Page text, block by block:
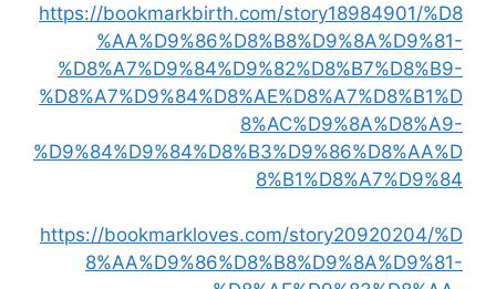
https://bookmarkbirth.com/story18984901/%D8
%AA%D9%86%D8%B8%D9%8A%D9%81-
%D8%A7%D9%84%D9%82%D8%B7%D8%B9-
%D8%A7%D9%84%D8%AE%D8%A7%D8%B1%D
8%AC%D9%8A%D8%A9-
%D9%84%D9%84%D8%B3%D9%86%D8%AA%D
8%B1%D8%A7%D9%84
https://bookmarkloves.com/story20920204/%D
8%AA%D9%86%D8%B8%D9%8A%D9%81-